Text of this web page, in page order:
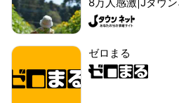
ゼロまる